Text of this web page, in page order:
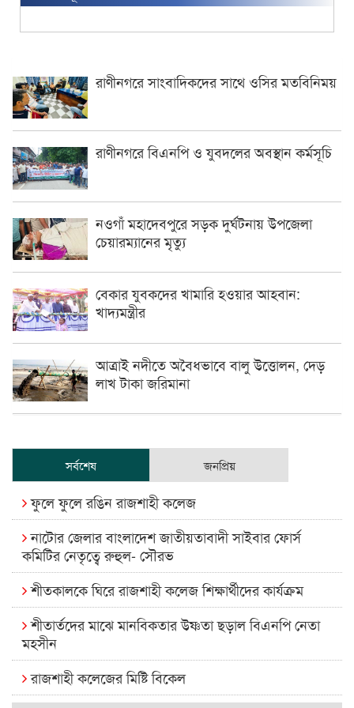
রাণীনগরে সাংবাদিকদের সাথে ওসির মতবিনিময়
রাণীনগরে বিএনপি ও যুবদলের অবস্থান কর্মসূচি
নওগাঁ মহাদেবপুরে সড়ক দুর্ঘটনায় উপজেলা
চেয়ারম্যানের মৃত্যু
বেকার যুবকদের খামারি হওয়ার আহবান:
খাদ্যমন্ত্রীর
আত্রাই নদীতে অবৈধভাবে বালু উত্তোলন, দেড়
লাখ টাকা জরিমানা
সর্বশেষ জনপ্রিয়
ফুলে ফুলে রঙিন রাজশাহী কলেজ
নাটোর জেলার বাংলাদেশ জাতীয়তাবাদী সাইবার ফোর্স
কমিটির নেতৃত্বে রুহুল- সৌরভ
শীতকালকে ঘিরে রাজশাহী কলেজ শিক্ষার্থীদের কার্যক্রম
শীতার্তদের মাঝে মানবিকতার উষ্ণতা ছড়াল বিএনপি নেতা
মহসীন
রাজশাহী কলেজের মিষ্টি বিকেল